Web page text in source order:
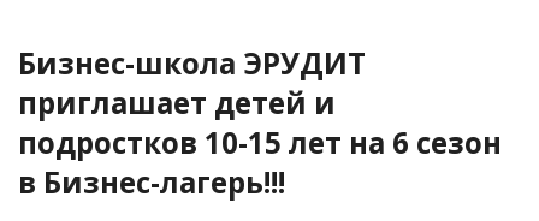
Бизнес-школа ЭРУДИТ
приглашает детей и
подростков 10-15 лет на 6 сезон
в Бизнес-лагерь!!!